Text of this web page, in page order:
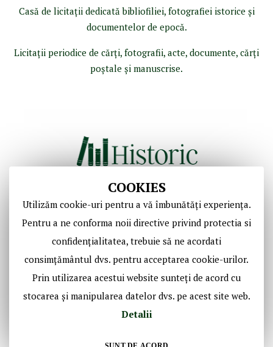
COOKIES
Utilizăm cookie-uri pentru a vă îmbunătăți experiența.
Pentru a ne conforma noii directive privind protectia si
confidențialitatea, trebuie să ne acordati
consimțământul dvs. pentru acceptarea cookie-urilor.
Prin utilizarea acestui website sunteți de acord cu
stocarea și manipularea datelor dvs. pe acest site web.
Detalii
Casă de licitaţii dedicată bibliofiliei, fotografiei istorice şi
documentelor de epocă.
Licitaţii periodice de cărţi, fotografii, acte, documente, cărţi
poştale şi manuscrise.
Copyright © Casa de Licitaţii Historic SRL
Social Media Historic